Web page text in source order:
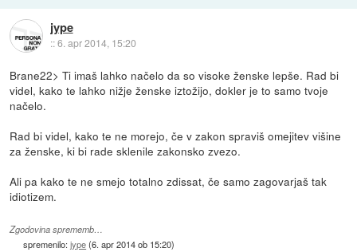
jype
::6. apr 2014, 15:20
Brane22> Ti imaš lahko načelo da so visoke ženske lepše. Rad bi
videl, kako te lahko nižje ženske iztožijo, dokler je to samo tvoje
načelo.
Rad bi videl, kako te ne morejo, če v zakon spraviš omejitev višine
za ženske, ki bi rade sklenile zakonsko zvezo.
Ali pa kako te ne smejo totalno zdissat, če samo zagovarjaš tak
idiotizem.
Zgodovina sprememb…
spremenilo:jype(6. apr 2014 ob 15:20)